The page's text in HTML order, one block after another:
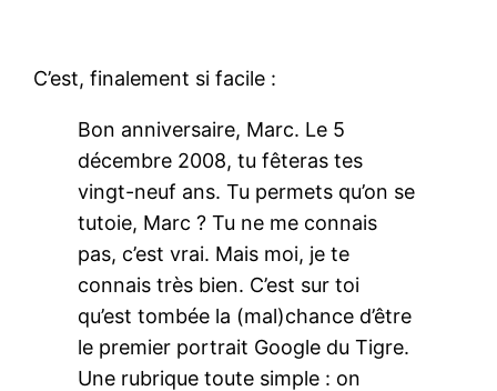
C’est, finalement si facile :
Bon anniversaire, Marc. Le 5
décembre 2008, tu fêteras tes
vingt-neuf ans. Tu permets qu’on se
tutoie, Marc ? Tu ne me connais
pas, c’est vrai. Mais moi, je te
connais très bien. C’est sur toi
qu’est tombée la (mal)chance d’être
le premier portrait Google du Tigre.
Une rubrique toute simple : on